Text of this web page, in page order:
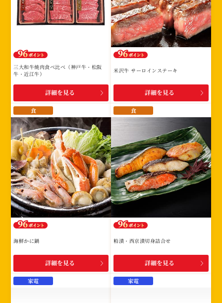
三大和牛焼肉食べ比べ（神戸牛・松阪
牛・近江牛）
詳細を見る
米沢牛 サーロインステーキ
詳細を見る
食
海鮮かに鍋
詳細を見る
食
粕漬・西京漬切身詰合せ
詳細を見る
家電 家電